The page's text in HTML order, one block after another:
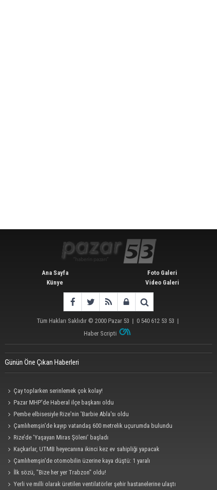
Ana Sayfa
Künye
Foto Galeri
Video Galeri
Tüm Hakları Saklıdır © 2000 Pazar 53 | 0 540 612 53 53 |
Haber Scripti
Günün Öne Çıkan Haberleri
Çay toplarken serinlemek çok kolay!
Pazar MHP'de Haberal ilçe başkanı oldu
Pembe elbisesiyle Rize'nin 'Barbie Abla'sı oldu
Çamlıhemşin'de kayıp vatandaş 600 metrelik uçurumda bulundu
Rize’de ‘Yaşayan Miras Şöleni’ başladı
Kaçkarlar, UTMB heyecanına ikinci kez ev sahipliği yapacak
Çamlıhemşin'de otomobilin üzerine kaya düştü: 1 yaralı
İlk sözü, "Bize her yer Trabzon" oldu!
Yerli ve milli olarak üretilen ventilatörler şehir hastanelerine ulaştı